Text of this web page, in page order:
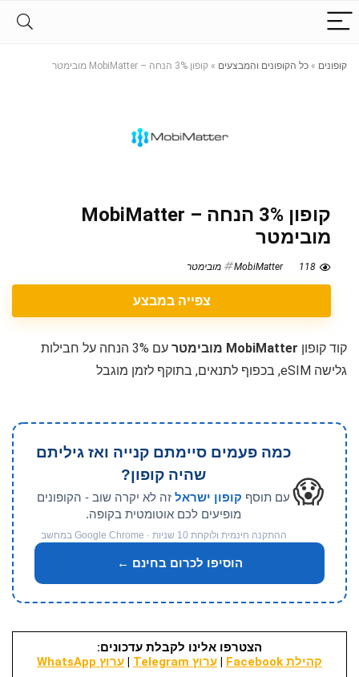
קופונים » כל הקופונים והמבצעים » קופון 3% הנחה – MobiMatter מובימטר
קופון 3% הנחה – MobiMatter
מובימטר
118 MobiMatter מובימטר
צפייה במבצע
קוד קופון MobiMatter מובימטר
עם 3% הנחה על חבילות
גלישה eSIM, בכפוף לתנאים, בתוקף לזמן מוגבל
😱
כמה פעמים סיימתם קנייה ואז גיליתם
שהיה קופון?
עם תוסף קופון ישראל זה לא יקרה שוב - הקופונים
מופיעים לכם אוטומטית בקופה.
ההתקנה חינמית ולוקחת 10 שניות · Google Chrome במחשב
הוסיפו לכרום בחינם ←
הצטרפו אלינו לקבלת עדכונים:
קהילת Facebook
| ערוץ Telegram | ערוץ WhatsApp